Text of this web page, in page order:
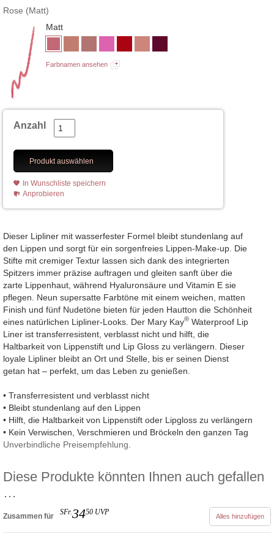
Rose (Matt)
Matt
Farbnamen ansehen
Anzahl
Produkt auswählen
In Wunschliste speichern
Anprobieren
Dieser Lipliner mit wasserfester Formel bleibt stundenlang auf
den Lippen und sorgt für ein sorgenfreies Lippen-Make-up. Die
Stifte mit cremiger Textur lassen sich dank des integrierten
Spitzers immer präzise auftragen und gleiten sanft über die
zarte Lippenhaut, während Hyaluronsäure und Vitamin E sie
pflegen. Neun supersatte Farbtöne mit einem weichen, matten
Finish und fünf Nudetöne bieten für jeden Hautton die Schönheit
eines natürlichen Lipliner-Looks. Der Mary Kay® Waterproof Lip
Liner ist transferresistent, verblasst nicht und hilft, die
Haltbarkeit von Lippenstift und Lip Gloss zu verlängern. Dieser
loyale Lipliner bleibt an Ort und Stelle, bis er seinen Dienst
getan hat – perfekt, um das Leben zu genießen.
• Transferresistent und verblasst nicht
• Bleibt stundenlang auf den Lippen
• Hilft, die Haltbarkeit von Lippenstift oder Lipgloss zu verlängern
• Kein Verwischen, Verschmieren und Bröckeln den ganzen Tag
Unverbindliche Preisempfehlung.
Diese Produkte könnten Ihnen auch gefallen
…
Zusammen für SFr.3450 UVP Alles hinzufügen